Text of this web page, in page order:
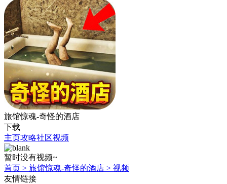
旅馆惊魂-奇怪的酒店
下载
主页攻略社区视频
暂时没有视频~
首页 > 旅馆惊魂-奇怪的酒店 > 视频
友情链接